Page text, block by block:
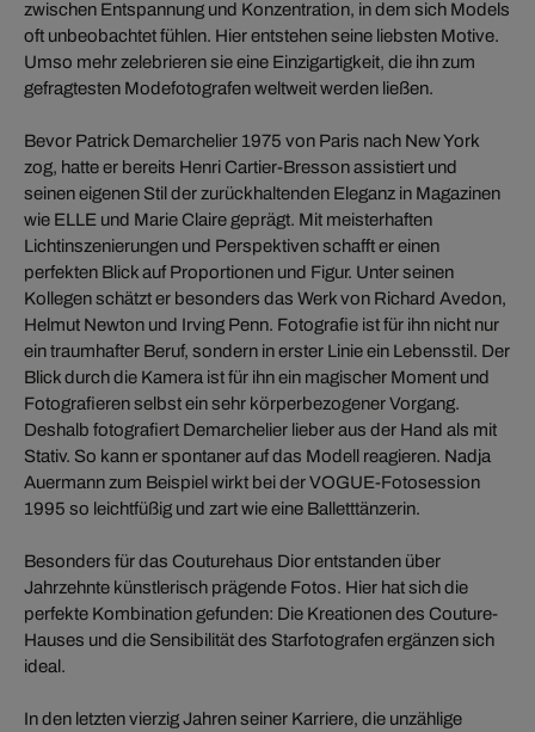
zwischen Entspannung und Konzentration, in dem sich Models
oft unbeobachtet fühlen. Hier entstehen seine liebsten Motive.
Umso mehr zelebrieren sie eine Einzigartigkeit, die ihn zum
gefragtesten Modefotografen weltweit werden ließen.
Bevor Patrick Demarchelier 1975 von Paris nach New York
zog, hatte er bereits Henri Cartier-Bresson assistiert und
seinen eigenen Stil der zurückhaltenden Eleganz in Magazinen
wie ELLE und Marie Claire geprägt. Mit meisterhaften
Lichtinszenierungen und Perspektiven schafft er einen
perfekten Blick auf Proportionen und Figur. Unter seinen
Kollegen schätzt er besonders das Werk von Richard Avedon,
Helmut Newton und Irving Penn. Fotografie ist für ihn nicht nur
ein traumhafter Beruf, sondern in erster Linie ein Lebensstil. Der
Blick durch die Kamera ist für ihn ein magischer Moment und
Fotografieren selbst ein sehr körperbezogener Vorgang.
Deshalb fotografiert Demarchelier lieber aus der Hand als mit
Stativ. So kann er spontaner auf das Modell reagieren. Nadja
Auermann zum Beispiel wirkt bei der VOGUE-Fotosession
1995 so leichtfüßig und zart wie eine Balletttänzerin.
Besonders für das Couturehaus Dior entstanden über
Jahrzehnte künstlerisch prägende Fotos. Hier hat sich die
perfekte Kombination gefunden: Die Kreationen des Couture-
Hauses und die Sensibilität des Starfotografen ergänzen sich
ideal.
In den letzten vierzig Jahren seiner Karriere, die unzählige